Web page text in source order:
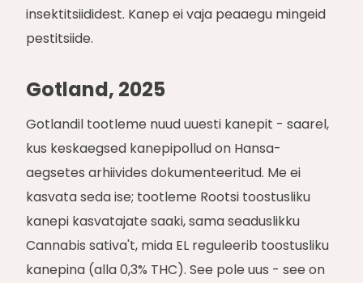
insektitsiididest. Kanep ei vaja peaaegu mingeid
pestitsiide.
Gotland, 2025
Gotlandil tootleme nuud uuesti kanepit - saarel,
kus keskaegsed kanepipollud on Hansa-
aegsetes arhiivides dokumenteeritud. Me ei
kasvata seda ise; tootleme Rootsi toostusliku
kanepi kasvatajate saaki, sama seaduslikku
Cannabis sativa't, mida EL reguleerib toostusliku
kanepina (alla 0,3% THC). See pole uus - see on